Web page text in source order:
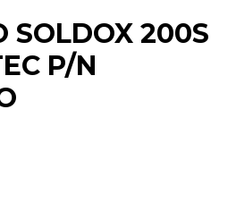
SOLDOX 200S
P/N